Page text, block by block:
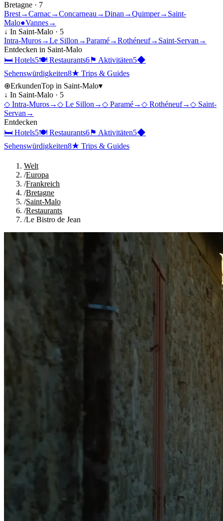
Bretagne · 7
Brest→Carnac→Concarneau →Dinan →Quimper→ Saint-
Malo●Vannes→
↓ In Saint-Malo · 5
Intra-Muros→Le Sillon →Paramé→Rothéneuf→ Saint-Servan →
Entdecken in Saint-Malo
🛏 Hotels5🍽 Restaurants6⚑ Aktivitäten5◆
Sehenswürdigkeiten8★ Trips & Guides
⊕ErkundenTop in Saint-Malo▾
↓ In Saint-Malo · 5
◇ Intra-Muros→◇ Le Sillon →◇ Paramé→◇ Rothéneuf→◇ Saint-
Servan →
Entdecken
🛏 Hotels5🍽 Restaurants6⚑ Aktivitäten5◆
Sehenswürdigkeiten8★ Trips & Guides
Welt
/Europa
/Frankreich
/Bretagne
/Saint-Malo
/Restaurants
/Le Bistro de Jean